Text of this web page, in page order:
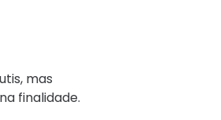
mas
finalidade.